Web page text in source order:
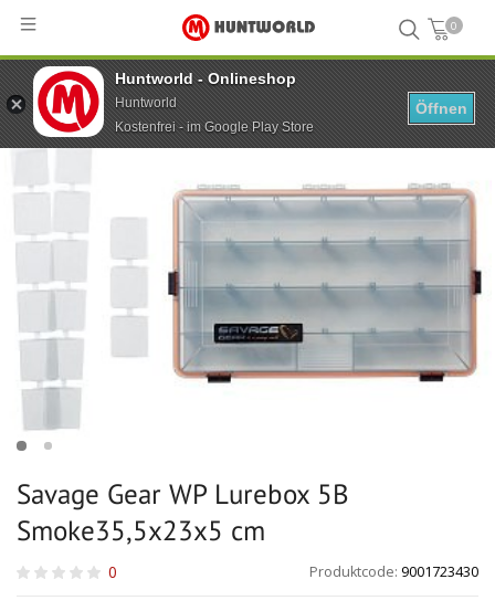
0
Hauptseite ... Savage Gear WP Lurebox 5B Smoke35,5x23x5 cm
Savage Gear WP Lurebox 5B
Smoke35,5x23x5 cm
Produktcode: 9001723430
0
Huntworld - Onlineshop
Huntworld
Kostenfrei - im Google Play Store
Öffnen